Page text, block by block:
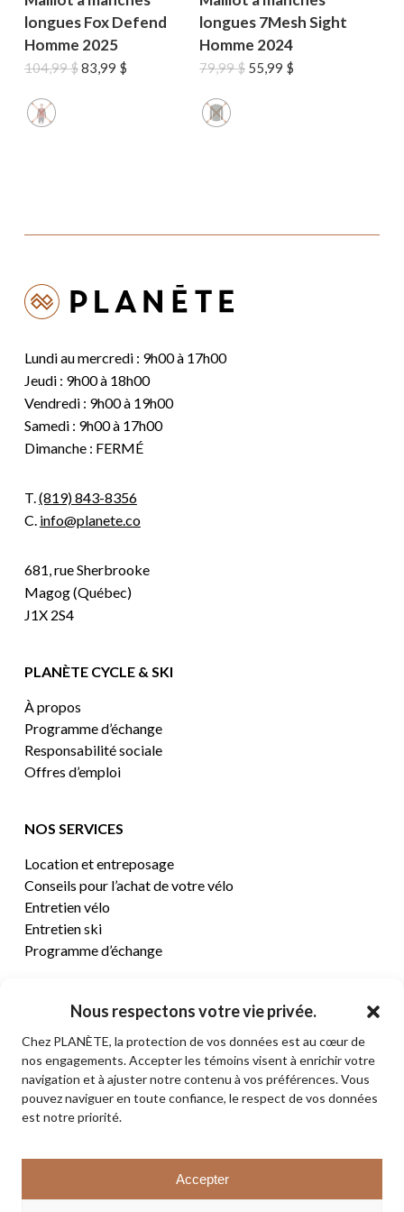
Nous respectons votre vie privée.
Chez PLANÈTE, la protection de vos données est au cœur de
nos engagements. Accepter les témoins visent à enrichir votre
navigation et à ajuster notre contenu à vos préférences. Vous
pouvez naviguer en toute confiance, le respect de vos données
est notre priorité.
Accepter
Sous-total: 0,00$
VOIR LE PANIER
longues Fox Defend
Homme 2025
104,99$Le
83,99 $Le
longues 7Mesh Sight
Homme 2024
79,99$ Le
55,99 $
Lundi au mercredi : 9h00 à 17h00
Jeudi : 9h00 à 18h00
Vendredi : 9h00 à 19h00
Samedi : 9h00 à 17h00
Dimanche : FERMÉ
T.(819) 843-8356
C. info@planete.co
681, rue Sherbrooke
Magog (Québec)
J1X 2S4
PLANÈTE CYCLE & SKI
À propos
Programme d’échange
Responsabilité sociale
Offres d’emploi
NOS SERVICES
Location et entreposage
Conseils pour l’achat de votre vélo
Entretien vélo
Entretien ski
Programme d’échange
CENTRE D’AIDE
Termes et conditions de vente
Retours et remboursements
Politique de confidentialité
Contact